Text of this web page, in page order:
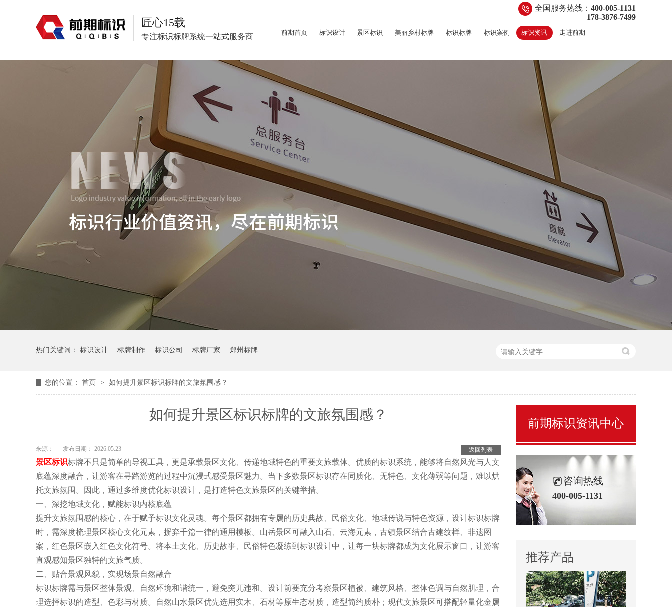
匠心15载
专注标识标牌系统一站式服务商
全国服务热线： 400-005-1131
178-3876-7499
前期首页 标识设计 景区标识 美丽乡村标牌 标识标牌 标识案例 标识资讯 走进前期
热门关键词： 标识设计 标牌制作 标识公司 标牌厂家 郑州标牌
您的位置： 首页 > 如何提升景区标识标牌的文旅氛围感？
如何提升景区标识标牌的文旅氛围感？
返回列表
来源： 发布日期： 2026.05.23
景区标识标牌不只是简单的导视工具，更是承载景区文化、传递地域特色的重要文旅载体。优质的标识系统，能够将自然风光与人文
底蕴深度融合，让游客在寻路游览的过程中沉浸式感受景区魅力。当下多数景区标识存在同质化、无特色、文化薄弱等问题，难以烘
托文旅氛围。因此，通过多维度优化标识设计，是打造特色文旅景区的关键举措。
一、深挖地域文化，赋能标识内核底蕴
提升文旅氛围感的核心，在于赋予标识文化灵魂。每个景区都拥有专属的历史典故、民俗文化、地域传说与特色资源，设计标识标牌
时，需深度梳理景区核心文化元素，摒弃千篇一律的通用模板。山岳景区可融入山石、云海元素，古镇景区结合古建纹样、非遗图
案，红色景区嵌入红色文化符号。将本土文化、历史故事、民俗特色凝练到标识设计中，让每一块标牌都成为文化展示窗口，让游客
直观感知景区独特的文旅气质。
二、贴合景观风貌，实现场景自然融合
标识标牌需与景区整体景观、自然环境和谐统一，避免突兀违和。设计前要充分考察景区植被、建筑风格、整体色调与自然肌理，合
理选择标识的造型、色彩与材质。自然山水景区优先选用实木、石材等原生态材质，造型简约质朴；现代文旅景区可搭配轻量化金属
前期标识资讯中心
咨询热线
400-005-1131
推荐产品